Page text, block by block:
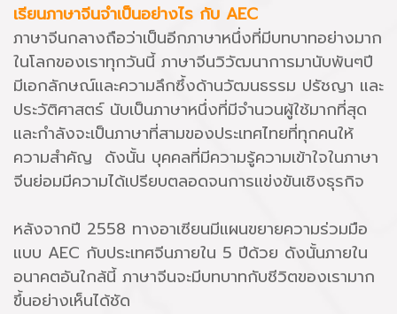
เรียนภาษาจีนจำเป็นอย่างไร กับ AEC
ภาษาจีนกลางถือว่าเป็นอีกภาษาหนึ่งที่มีบทบาทอย่างมาก
ในโลกของเราทุกวันนี้ ภาษาจีนวิวัฒนาการมานับพันๆปี
มีเอกลักษณ์และความลึกซึ้งด้านวัฒนธรรม ปรัชญา และ
ประวัติศาสตร์ นับเป็นภาษาหนึ่งที่มีจำนวนผู้ใช้มากที่สุด
และกำลังจะเป็นภาษาที่สามของประเทศไทยที่ทุกคนให้
ความสำคัญ ดังนั้น บุคคลที่มีความรู้ความเข้าใจในภาษา
จีนย่อมมีความได้เปรียบตลอดจนการแข่งขันเชิงธุรกิจ
หลังจากปี 2558 ทางอาเซียนมีแผนขยายความร่วมมือ
แบบ AEC กับประเทศจีนภายใน 5 ปีด้วย ดังนั้นภายใน
อนาคตอันใกล้นี้ ภาษาจีนจะมีบทบาทกับชีวิตของเรามาก
ขึ้นอย่างเห็นได้ชัด